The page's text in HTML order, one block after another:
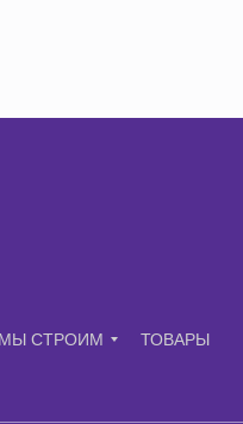
МЫ СТРОИМ ТОВАРЫ